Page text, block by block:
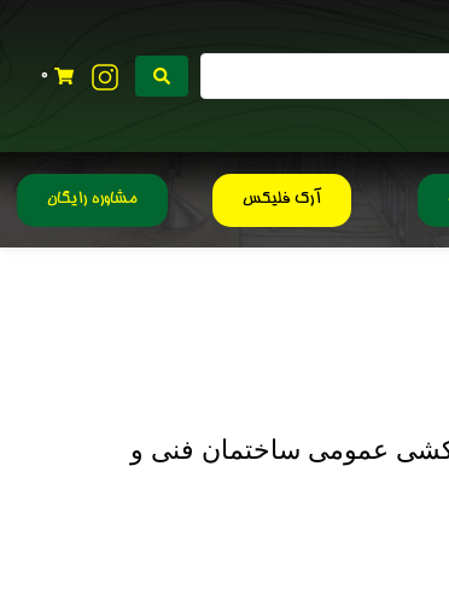
0
آرک فلیکس مشاوره رایگان
عمومی ساختمان فنی و